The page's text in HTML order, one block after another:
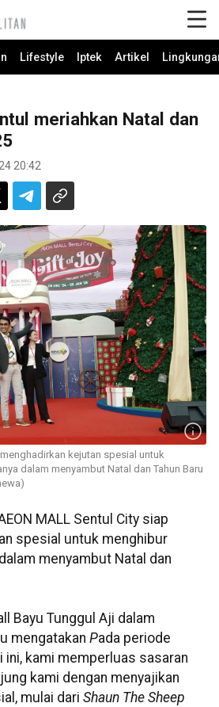
Lifestyle Iptek Artikel
meriahkan Natal dan
20:42
kejutan spesial untuk
dalam menyambut Natal dan Tahun Baru
MALL Sentul City siap
spesial untuk menghibur
menyambut Natal dan
Bayu Tunggul Aji dalam
mengatakan Pada periode
ini, kami memperluas sasaran
kami dengan menyajikan
mulai dari Shaun The Sheep